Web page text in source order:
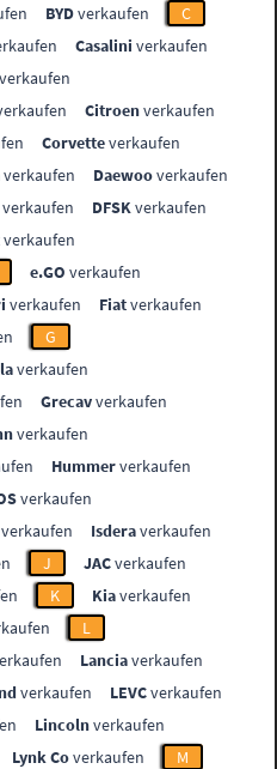
BYDverkaufen
C
Casalini verkaufen
verkaufen
Citroenverkaufen
Corvetteverkaufen
verkaufen Daewooverkaufen
verkaufen DFSKverkaufen
verkaufen
e.GO verkaufen
verkaufen Fiatverkaufen
G
verkaufen
Grecavverkaufen
verkaufen
Hummerverkaufen
verkaufen
verkaufen Isderaverkaufen
J JACverkaufen
K Kiaverkaufen
L
Lanciaverkaufen
verkaufen LEVCverkaufen
Lincolnverkaufen
Lynk Coverkaufen
M